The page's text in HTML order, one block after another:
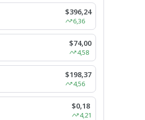
$396,24
6,36
$74,00
4,58
$198,37
4,56
$0,18
4,21